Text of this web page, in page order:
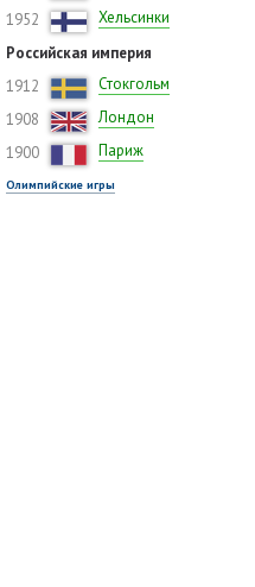
1952
Хельсинки
Российская империя
1912
Стокгольм
1908
Лондон
1900
Париж
Олимпийские игры